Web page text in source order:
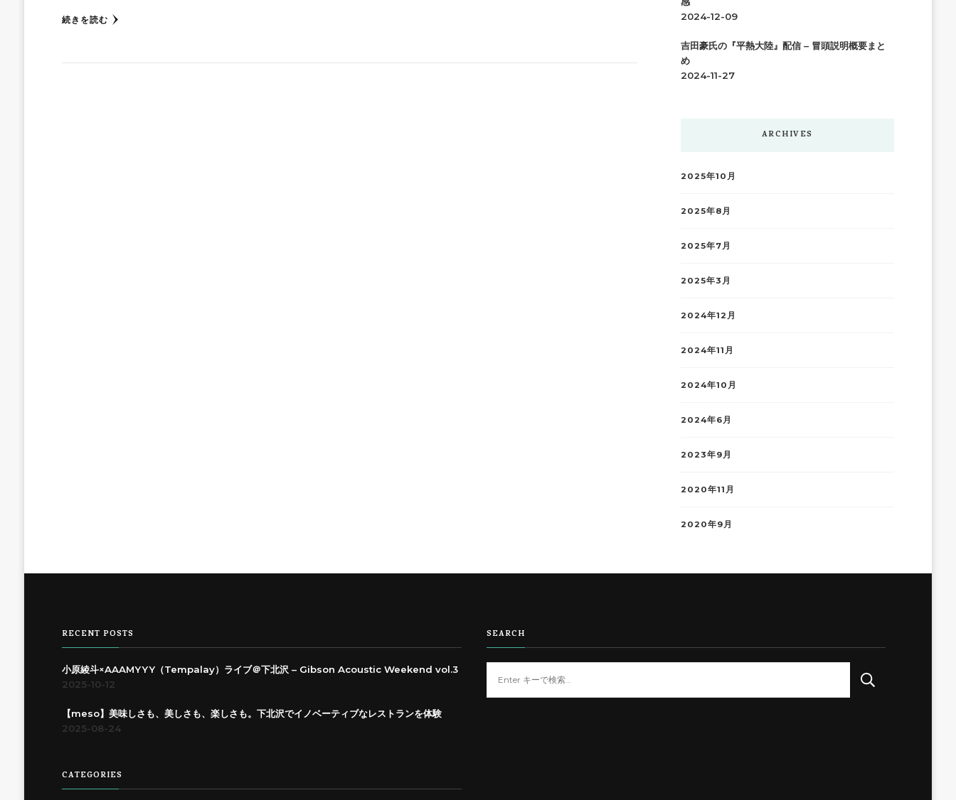
続きを読む
2024-12-09
吉田豪氏の『平熱大陸』配信 – 冒頭説明概要まと
め
2024-11-27
ARCHIVES
2025年10月
2025年8月
2025年7月
2025年3月
2024年12月
2024年11月
2024年10月
2024年6月
2023年9月
2020年11月
2020年9月
RECENT POSTS
小原綾斗×AAAMYYY（Tempalay）ライブ＠下北沢 – Gibson Acoustic Weekend vol.3
2025-10-12
【meso】美味しさも、美しさも、楽しさも。下北沢でイノベーティブなレストランを体験
2025-08-24
CATEGORIES
SEARCH